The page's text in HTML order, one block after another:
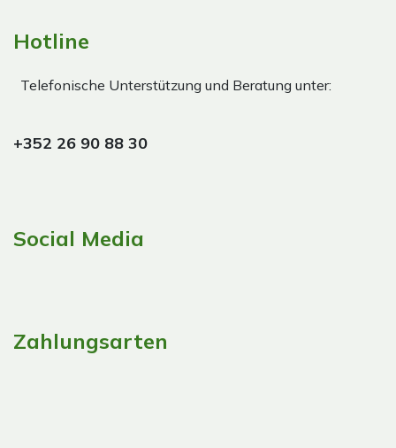
Hotline
Telefonische Unterstützung und Beratung unter:
+352 26 90 88 30
Social Media
Zahlungsarten